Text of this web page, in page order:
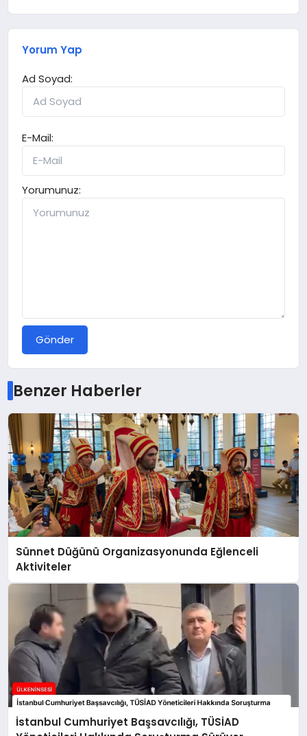
Yorum Yap
Ad Soyad:
E-Mail:
Yorumunuz:
Gönder
Benzer Haberler
Sünnet Düğünü Organizasyonunda Eğlenceli
Aktiviteler
İstanbul Cumhuriyet Başsavcılığı, TÜSİAD